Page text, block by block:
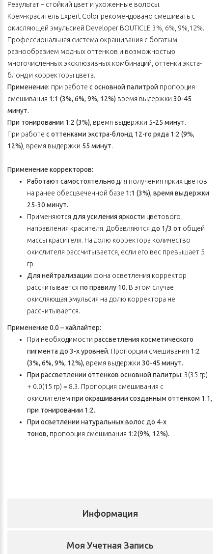
Результат – стойкий цвет и ухоженные волосы.
Крем-краситель Expert Color рекомендовано смешивать с
окисляющей эмульсией Developer BOUTICLE 3%, 6%, 9%,12%.
Профессиональная система окрашивания с богатым
разнообразием модных оттенков и возможностью
многочисленных эксклюзивных комбинаций, оттенки экста-
блонд и корректоры цвета.
Применение: при работе с основной палитрой пропорция
смешивания 1:1 (3%, 6%, 9%, 12%) время выдержки 30-45
минут.
При тонировании 1:2 (3%), время выдержки 5-25 минут.
При работе с оттенками экстра-блонд 12-го ряда 1:2 (9%,
12%), время выдержки 55 минут.
Применение корректоров:
Работают самостоятельно для получения ярких цветов
на ранее обесцвеченной базе 1:1 (3%), время выдержки
25-30 минут.
Применяются для усиления яркости цветового
направления красителя. Добавляются до 1/3 от общей
массы красителя. На долю корректора количество
окислителя рассчитывается, если его вес превышает 5
гр.
Для нейтрализации фона осветления корректор
рассчитывается по правилу 10. В этом случае
окисляющая эмульсия на долю корректора не
рассчитывается.
Применение 0.0 – хайлайтер:
При необходимости рассветления косметического
пигмента до 3-х уровней. Пропорции смешивания 1:2
(3%, 6%, 9%, 12%), время выдержки 30-45 минут.
При рассветлении оттенков основной палитры: 3(35 гр)
+ 0.0(15 гр) = 8.3. Пропорция смешивания с
окислителем при окрашивании созданным оттенком 1:1,
при тонировании 1:2.
При осветлении натуральных волос до 4-х
тонов, пропорция смешивания 1:2(9%, 12%).
Информация
Моя Учетная Запись